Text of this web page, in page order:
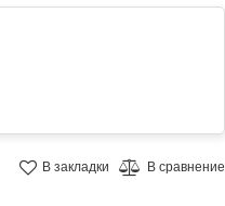
В закладки В сравнение